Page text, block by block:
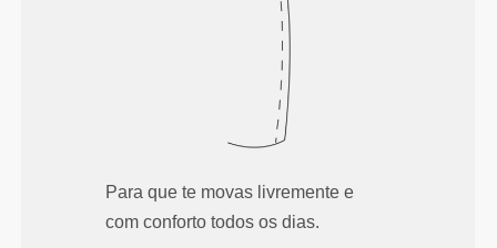
Para que te movas livremente e
com conforto todos os dias.